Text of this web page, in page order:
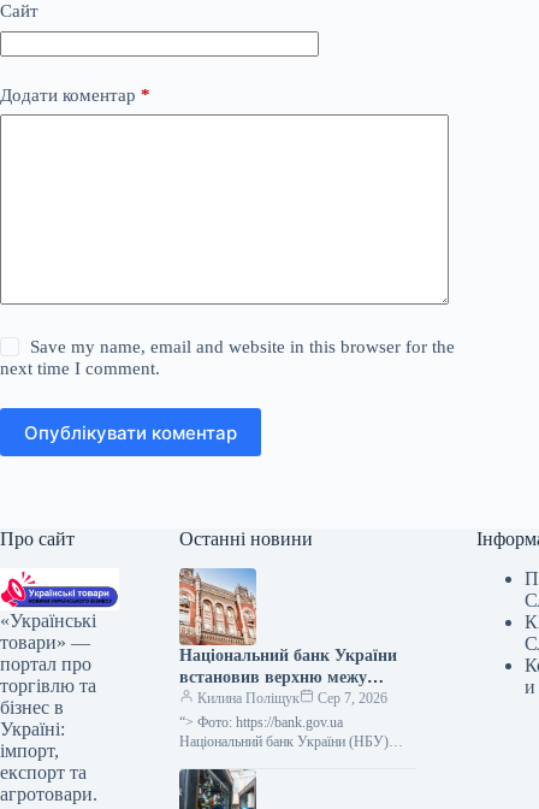
Сайт
Додати коментар *
Save my name, email and website in this browser for the
next time I comment.
Опублікувати коментар
Про сайт
«Українські
товари» —
портал про
торгівлю та
бізнес в
Україні:
імпорт,
експорт та
агротовари.
Останні новини
Національний банк України
встановив верхню межу
відсоткової ставки за
тримісячними депозитними
сертифікатами, яка не
плюс 3,5 процентних пункти.
Килина Поліщук
Сер 7, 2026
“> Фото: https://bank.gov.ua
Національний банк України (НБУ)
тримісячними обмеженими
депозитними сертифікатами, який
и